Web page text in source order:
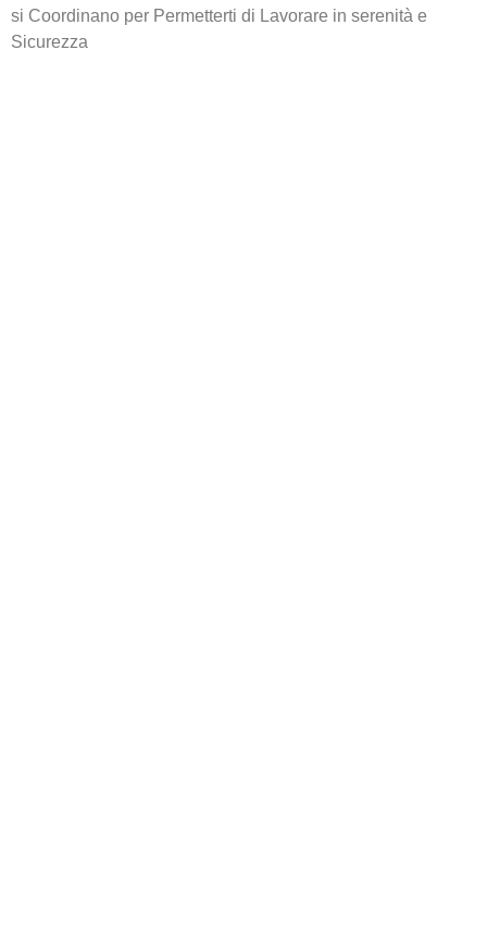
si Coordinano per Permetterti di Lavorare in serenità e
Sicurezza